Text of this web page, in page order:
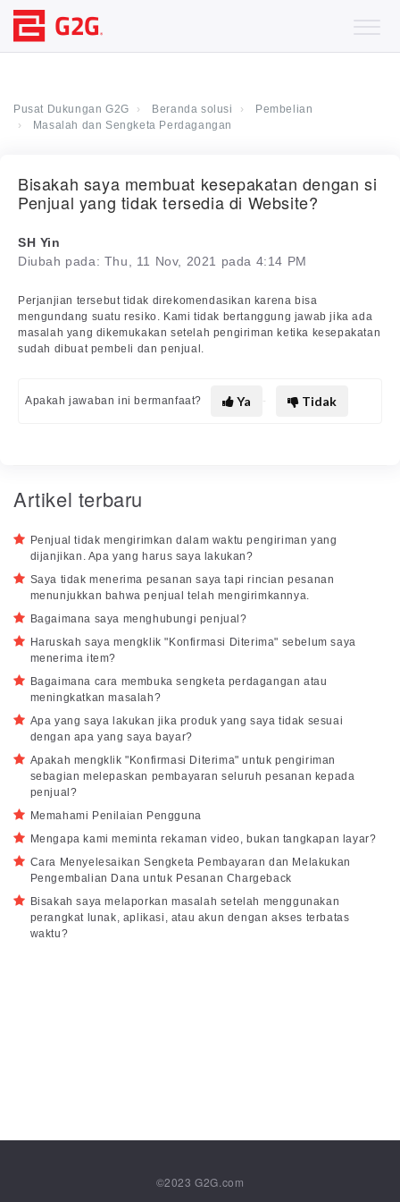
Pusat Dukungan G2G Beranda solusi
Pembelian
Masalah dan Sengketa Perdagangan
Bisakah saya membuat kesepakatan dengan si
Penjual yang tidak tersedia di Website?
SH Yin
Diubah pada: Thu, 11 Nov, 2021 pada 4:14 PM
Perjanjian tersebut tidak direkomendasikan karena bisa
mengundang suatu resiko. Kami tidak bertanggung jawab jika ada
masalah yang dikemukakan setelah pengiriman ketika kesepakatan
sudah dibuat pembeli dan penjual.
Apakah jawaban ini bermanfaat? Ya Tidak
Artikel terbaru
Penjual tidak mengirimkan dalam waktu pengiriman yang
dijanjikan. Apa yang harus saya lakukan?
Saya tidak menerima pesanan saya tapi rincian pesanan
menunjukkan bahwa penjual telah mengirimkannya.
Bagaimana saya menghubungi penjual?
Haruskah saya mengklik "Konfirmasi Diterima" sebelum saya
menerima item?
Bagaimana cara membuka sengketa perdagangan atau
meningkatkan masalah?
Apa yang saya lakukan jika produk yang saya tidak sesuai
dengan apa yang saya bayar?
Apakah mengklik "Konfirmasi Diterima" untuk pengiriman
sebagian melepaskan pembayaran seluruh pesanan kepada
penjual?
Memahami Penilaian Pengguna
Mengapa kami meminta rekaman video, bukan tangkapan layar?
Cara Menyelesaikan Sengketa Pembayaran dan Melakukan
Pengembalian Dana untuk Pesanan Chargeback
Bisakah saya melaporkan masalah setelah menggunakan
perangkat lunak, aplikasi, atau akun dengan akses terbatas
waktu?
©2023G2G.com